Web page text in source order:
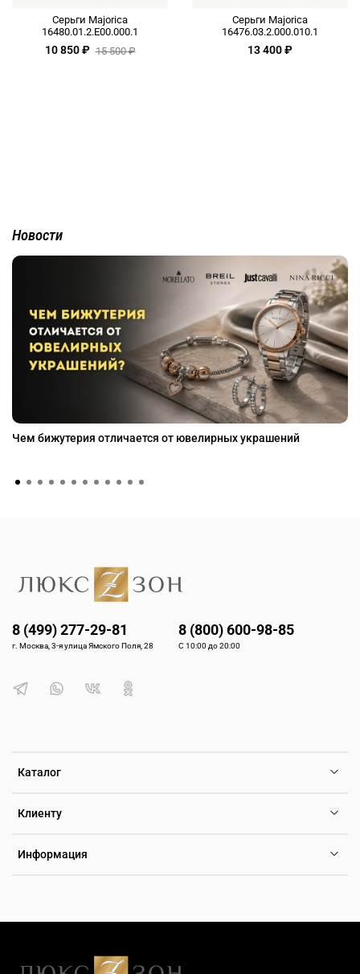
Серьги Majorica
16480.01.2.E00.000.1
10 850 ₽ 15 500 ₽
Серьги Majorica
16476.03.2.000.010.1
13 400 ₽
Новости
Чем бижутерия отличается от ювелирных украшений
Каталог
Клиенту
Информация
8 (499) 277-29-81
г. Москва, 3-я улица Ямского Поля, 28
8 (800) 600-98-85
С 10:00 до 20:00